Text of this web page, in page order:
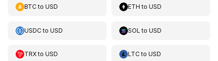
BTCto USD ETH toUSD
USDCto USD SOL toUSD
TRXto USD LTCtoUSD